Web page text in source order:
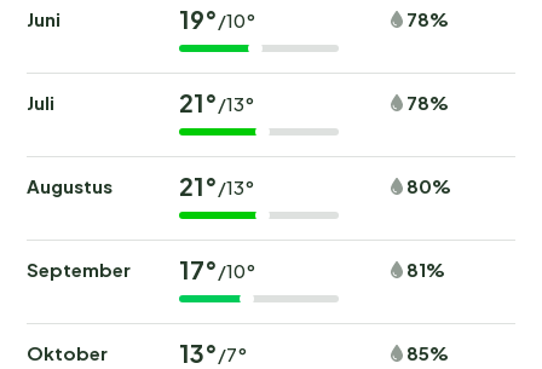
Juni 19° /10° 78%
Juli 21° /13° 78%
Augustus 21° /13° 80%
September 17° /10° 81%
Oktober 13° /7° 85%